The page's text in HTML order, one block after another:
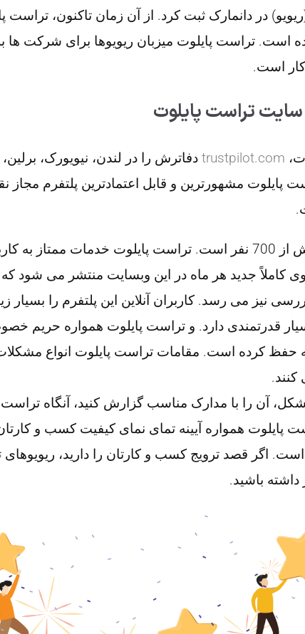
در دانمارک ثبت کرد. از آن زمان تاکنون، تراست
است. تراست پایلوت میزبان ریویوها برای شرکت ها
است.
trustpilot.com دفاترش را در لندن، نیویورک،
پایلوت مشهورترین و قابل اعتمادترین پلتفرم مجاز
تعداد کارمندانش هم اکنون بیش از 700 نفر است. تراست پایلوت خدمات
کاملاً جدید هر ماه در این وبسایت منتشر می شود
نقد و بررسی نیز می رسد. کاربران آنلاین این پلتفرم را بسیار
قدرتمندی دارد. و تراست پایلوت همواره حریم
حفظ کرده است. مقامات تراست پایلوت انواع مشکلات
آن را با مدارک مناسب گزارش کنید، آنگاه تراست
همواره آیینه تمای نمای کیفیت کسب و
اگر قصد ترویج کسب و کارتان را دارید،
داشته باشید.